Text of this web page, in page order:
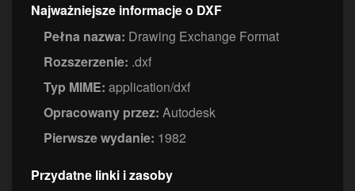
Najważniejsze informacje o DXF
Pełna nazwa: Drawing Exchange Format
Rozszerzenie: .dxf
Typ MIME: application/dxf
Opracowany przez: Autodesk
Pierwsze wydanie: 1982
Przydatne linki i zasoby